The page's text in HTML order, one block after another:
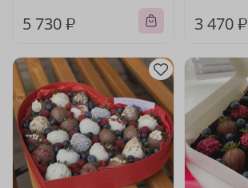
5 730 ₽ 3 470 ₽